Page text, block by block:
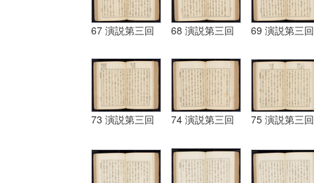
67 演説第三回 68 演説第三回 69 演説第三回
73 演説第三回 74 演説第三回 75 演説第三回